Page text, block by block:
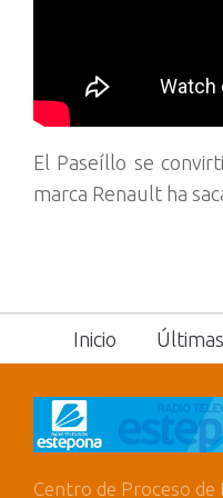
El Paseíllo se
marca Renault ha
Inicio
Centro de Proceso